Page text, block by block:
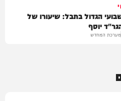
הגדול בתבל: שיעורו של
יוסף
מערכת המחדש